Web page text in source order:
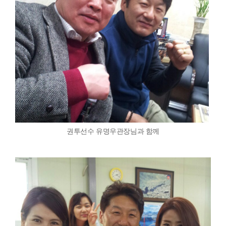
권투선수 유명우관장님과 함께